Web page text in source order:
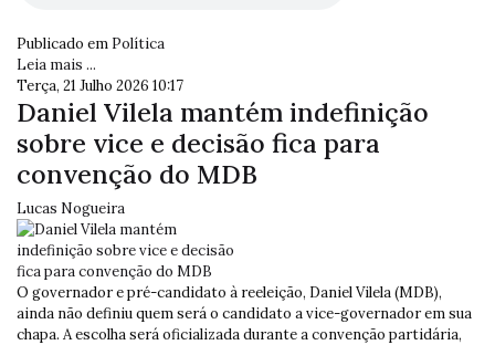
Publicado em Política
Leia mais ...
Terça, 21 Julho 2026 10:17
Daniel Vilela mantém indefinição
sobre vice e decisão fica para
convenção do MDB
Lucas Nogueira
O governador e pré-candidato à reeleição, Daniel Vilela (MDB),
ainda não definiu quem será o candidato a vice-governador em sua
chapa. A escolha será oficializada durante a convenção partidária,